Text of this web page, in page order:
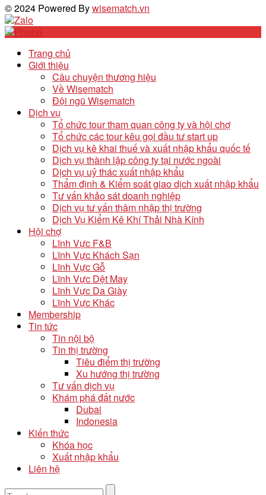
© 2024 Powered Bywisematch.vn
Trang chủ
Giới thiệu
Câu chuyện thương hiệu
Về Wisematch
Đội ngũ Wisematch
Dịch vụ
Tổ chức tour tham quan công ty và hội chợ
Tổ chức các tour kêu gọi đầu tư start up
Dịch vụ kê khai thuế và xuất nhập khẩu quốc tế
Dịch vụ thành lập công ty tại nước ngoài
Dịch vụ uỷ thác xuất nhập khẩu
Thẩm định & Kiểm soát giao dịch xuất nhập khẩu
Tư vấn khảo sát doanh nghiệp
Dịch vụ tư vấn thâm nhập thị trường
Dịch Vụ Kiểm Kê Khí Thải Nhà Kính
Hội chợ
Lĩnh Vực F&B
Lĩnh Vực Khách Sạn
Lĩnh Vực Gỗ
Lĩnh Vực Dệt May
Lĩnh Vực Da Giày
Lĩnh Vực Khác
Membership
Tin tức
Tin nội bộ
Tin thị trường
Tiêu điểm thị trường
Xu hướng thị trường
Tư vấn dịch vụ
Khám phá đất nước
Dubai
Indonesia
Kiến thức
Khóa học
Xuất nhập khẩu
Liên hệ